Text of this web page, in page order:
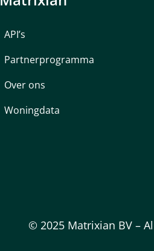
API’s
Partnerprogramma
Over ons
Woningdata
© 2025 Matrixian BV –